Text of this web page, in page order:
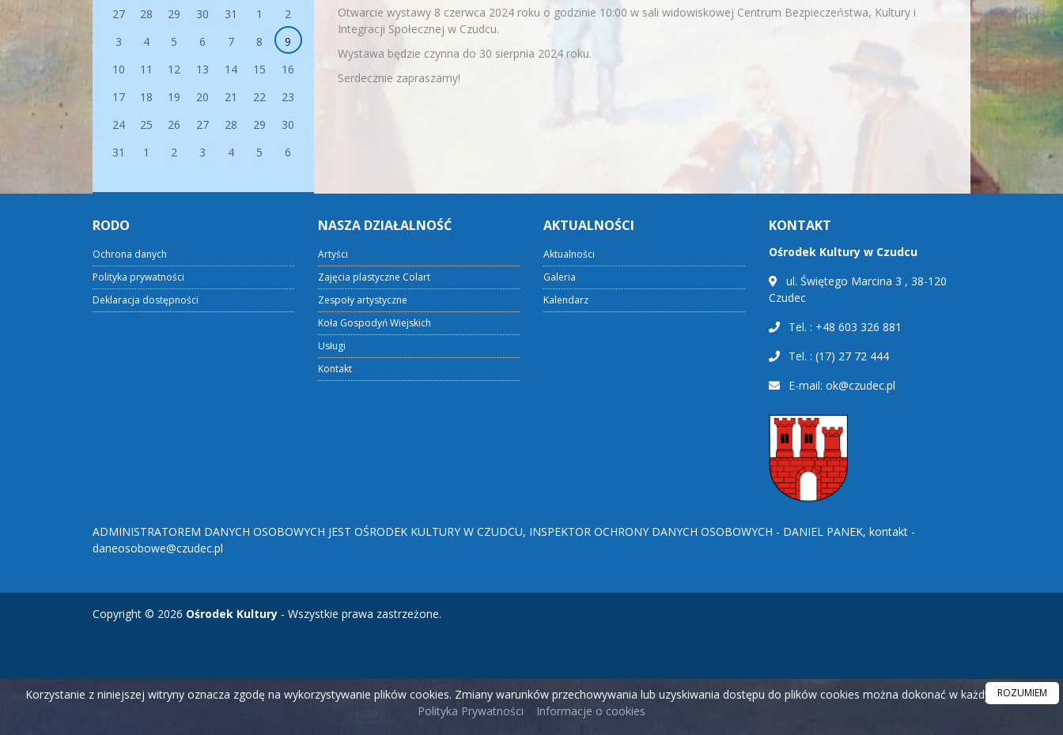
27 28 29 30 31 1
2
3
4 5 6 7 8
9
10
11 12 13 14 15
16
17
18 19 20 21 22
23
24
25 26 27 28 29
30
31
1 2 3 4 5 6
Otwarcie wystawy 8 czerwca 2024 roku o godzinie 10:00 w sali widowiskowej Centrum Bezpieczeństwa, Kultury i
Integracji Społecznej w Czudcu.
Wystawa będzie czynna do 30 sierpnia 2024 roku.
Serdecznie zapraszamy!
RODO
Ochrona danych
Polityka prywatności
Deklaracja dostępności
NASZA DZIAŁALNOŚĆ
Artyści
Zajęcia plastyczne Colart
Zespoły artystyczne
Koła Gospodyń Wiejskich
Usługi
Kontakt
AKTUALNOŚCI
Aktualności
Galeria
Kalendarz
KONTAKT
Ośrodek Kultury w Czudcu
ul. Świętego Marcina 3 , 38-120
Czudec
Tel. : +48 603 326 881
Tel. : (17) 27 72 444
E-mail: ok@czudec.pl
ADMINISTRATOREM DANYCH OSOBOWYCH JEST OŚRODEK KULTURY W CZUDCU, INSPEKTOR OCHRONY DANYCH OSOBOWYCH - DANIEL PANEK, kontakt -
daneosobowe@czudec.pl
Copyright © 2026 Ośrodek Kultury - Wszystkie prawa zastrzeżone.
Korzystanie z niniejszej witryny oznacza zgodę na wykorzystywanie plików cookies. Zmiany warunków przechowywania lub uzyskiwania dostępu do plików cookies można dokonać w każdym czasie.
Polityka Prywatności
Informacje o cookies
ROZUMIEM